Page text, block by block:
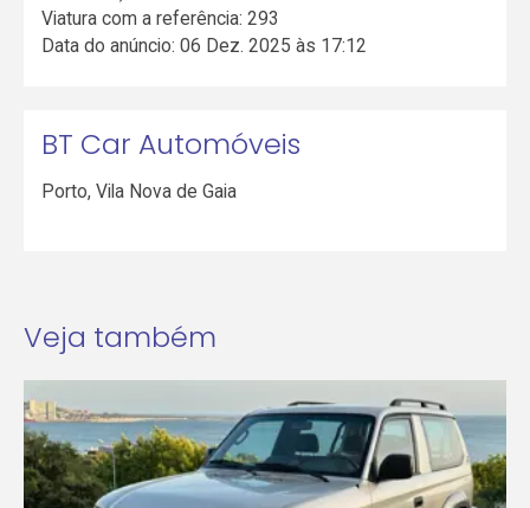
Viatura com a referência: 293
Data do anúncio: 06 Dez. 2025 às 17:12
BT Car Automóveis
Porto,Vila Nova de Gaia
Veja também